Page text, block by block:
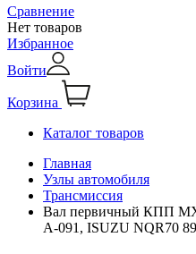
Сравнение
Нет товаров
Избранное
Войти
Корзина
Каталог товаров
Главная
Узлы автомобиля
Трансмиссия
Вал первичный КПП
А-091, ISUZU NQR70